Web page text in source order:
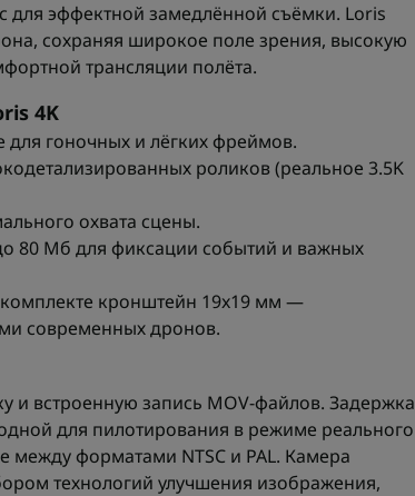
для эффектной замедлённой съёмки. Loris
сохраняя широкое поле зрения, высокую
трансляции полёта.
4K
гоночных и лёгких фреймов.
роликов (реальное 3.5K
охвата сцены.
80 Мб для фиксации событий и важных
кронштейн 19x19 мм —
современных дронов.
и встроенную запись MOV-файлов. Задержка
для пилотирования в режиме реального
форматами NTSC и PAL. Камера
технологий улучшения изображения,